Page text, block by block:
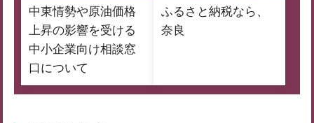
中東情勢や原油価格
上昇の影響を受ける
中小企業向け相談窓
口について
ふるさと納税なら、
奈良